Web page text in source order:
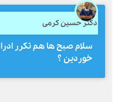
دکتر حسین کرمی
سلام صبح ها هم تکرر
خوردین ؟